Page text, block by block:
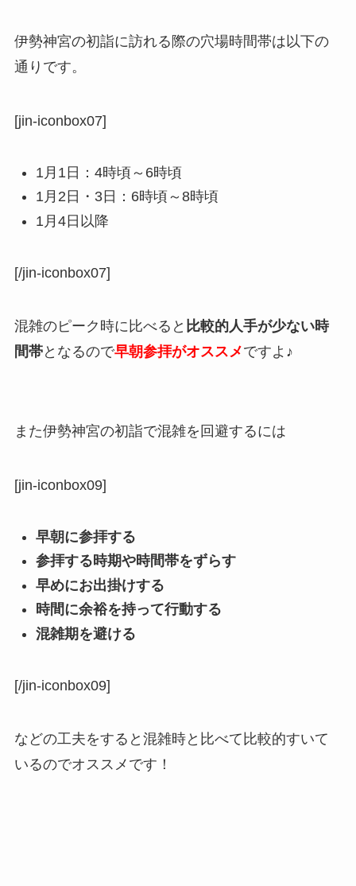
伊勢神宮の初詣に訪れる際の穴場時間帯は以下の
通りです。
[jin-iconbox07]
1月1日：4時頃～6時頃
1月2日・3日：6時頃～8時頃
1月4日以降
[/jin-iconbox07]
混雑のピーク時に比べると 比較的人手が少ない時
間帯となるので早朝参拝がオススメですよ♪
また伊勢神宮の初詣で混雑を回避するには
[jin-iconbox09]
早朝に参拝する
参拝する時期や時間帯をずらす
早めにお出掛けする
時間に余裕を持って行動する
混雑期を避ける
[/jin-iconbox09]
などの工夫をすると混雑時と比べて比較的すいて
いるのでオススメです！